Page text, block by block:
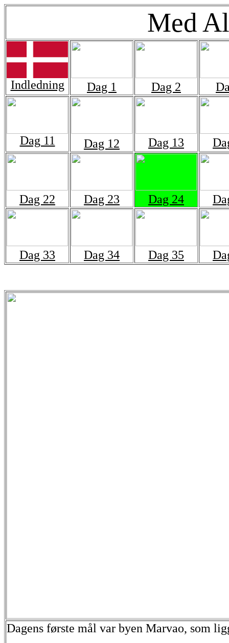
Med
Indledning Dag 1 Dag 2
Dag 11 Dag 12 Dag 13
Dag 22 Dag 23 Dag 24
Dag 33 Dag 34 Dag 35
Dagens første mål var byen Marvao, som